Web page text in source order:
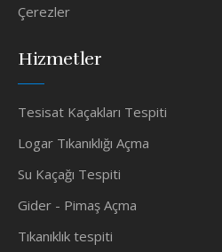
Çerezler
Hizmetler
Tesisat Kaçakları Tespiti
Logar Tıkanıklığı Açma
Su Kaçağı Tespiti
Gider - Pimaş Açma
Tıkanıklık tespiti